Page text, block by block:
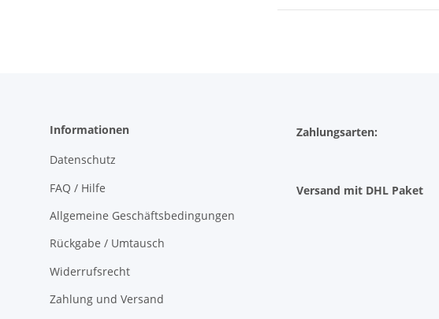
Informationen
Datenschutz
FAQ / Hilfe
Allgemeine Geschäftsbedingungen
Rückgabe / Umtausch
Widerrufsrecht
Zahlung und Versand
Zahlungsarten:
Versand mit DHL Paket